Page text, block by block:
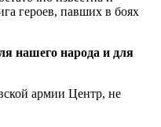
героев, павших в боях
нашего народа и для
армии Центр, не